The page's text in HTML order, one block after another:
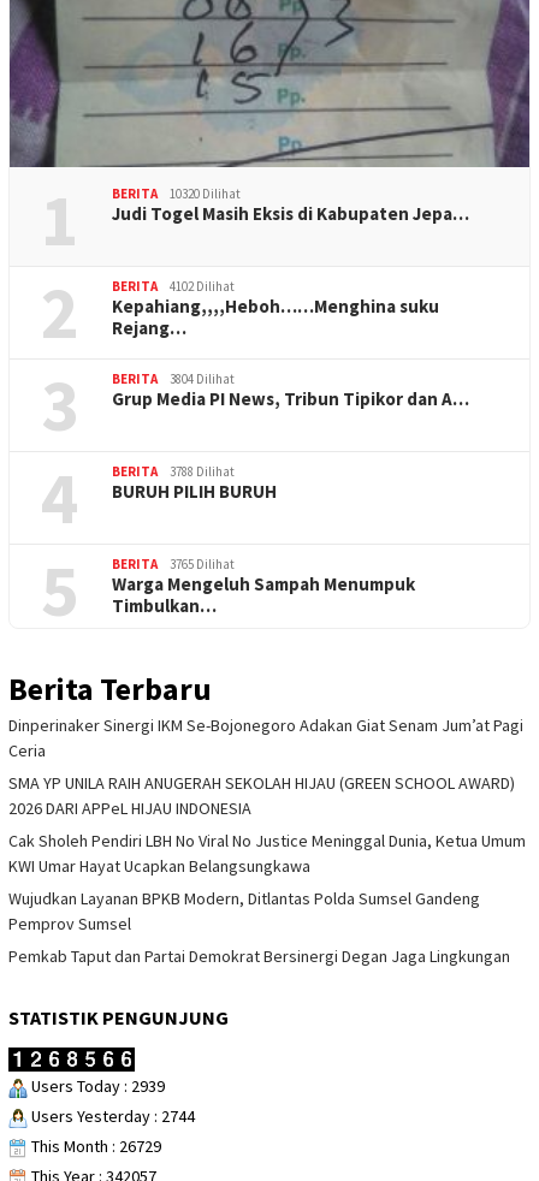
1 BERITA 10320 Dilihat
Judi Togel Masih Eksis di Kabupaten Jepa…
2 BERITA 4102 Dilihat
Kepahiang,,,,Heboh……Menghina suku
Rejang…
3 BERITA 3804 Dilihat
Grup Media PI News, Tribun Tipikor dan A…
4 BERITA 3788 Dilihat
BURUH PILIH BURUH
5 BERITA 3765 Dilihat
Warga Mengeluh Sampah Menumpuk
Timbulkan…
Berita Terbaru
Dinperinaker Sinergi IKM Se-Bojonegoro Adakan Giat Senam Jum’at Pagi
Ceria
SMA YP UNILA RAIH ANUGERAH SEKOLAH HIJAU (GREEN SCHOOL AWARD)
2026 DARI APPeL HIJAU INDONESIA
Cak Sholeh Pendiri LBH No Viral No Justice Meninggal Dunia, Ketua Umum
KWI Umar Hayat Ucapkan Belangsungkawa
Wujudkan Layanan BPKB Modern, Ditlantas Polda Sumsel Gandeng
Pemprov Sumsel
Pemkab Taput dan Partai Demokrat Bersinergi Degan Jaga Lingkungan
STATISTIK PENGUNJUNG
Users Today : 2939
Users Yesterday : 2744
This Month : 26729
This Year : 342057